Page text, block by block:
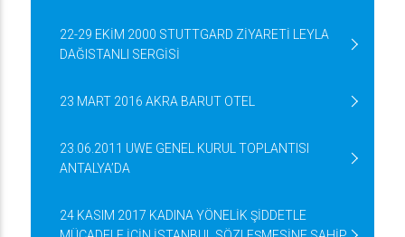
22-29 EKİM 2000 STUTTGARD ZİYARETİ LEYLA
DAĞISTANLI SERGİSİ
23 MART 2016 AKRA BARUT OTEL
23.06.2011 UWE GENEL KURUL TOPLANTISI
ANTALYA’DA
24 KASIM 2017 KADINA YÖNELİK ŞİDDETLE